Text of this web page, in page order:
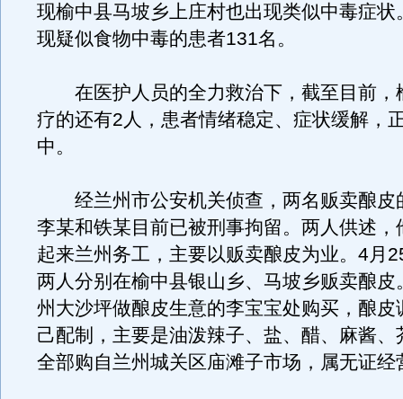
现榆中县马坡乡上庄村也出现类似中毒症状
现疑似食物中毒的患者131名。
在医护人员的全力救治下，截至目前，
疗的还有2人，患者情绪稳定、症状缓解，
中。
经兰州市公安机关侦查，两名贩卖酿皮
李某和铁某目前已被刑事拘留。两人供述
起来兰州务工，主要以贩卖酿皮为业。4月
两人分别在榆中县银山乡、马坡乡贩卖酿皮
州大沙坪做酿皮生意的李宝宝处购买，酿皮
己配制，主要是油泼辣子、盐、醋、麻酱、
全部购自兰州城关区庙滩子市场，属无证经